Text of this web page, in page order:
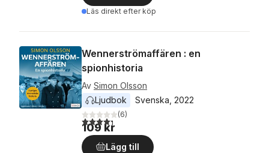
Läs direkt efter köp
Wennerströmaffären : en
spionhistoria
Av Simon Olsson
Ljudbok
Svenska 2022
4,3utav 5 stjärnor. Totalt antal röster:
(6)
109 kr
Lägg till